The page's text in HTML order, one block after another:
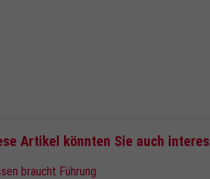
Artikel könnten Sie auch
braucht Führung